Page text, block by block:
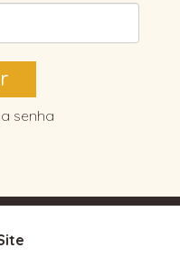
senha